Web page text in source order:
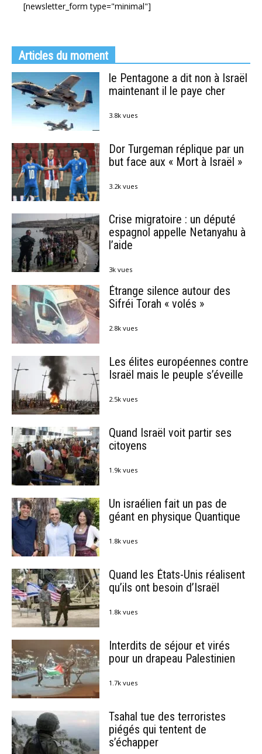
[newsletter_form type="minimal"]
Articles du moment
le Pentagone a dit non à Israël
maintenant il le paye cher
3.8k vues
Dor Turgeman réplique par un
but face aux « Mort à Israël »
3.2k vues
Crise migratoire : un député
espagnol appelle Netanyahu à
l’aide
3k vues
Étrange silence autour des
Sifréi Torah « volés »
2.8k vues
Les élites européennes contre
Israël mais le peuple s’éveille
2.5k vues
Quand Israël voit partir ses
citoyens
1.9k vues
Un israélien fait un pas de
géant en physique Quantique
1.8k vues
Quand les États-Unis réalisent
qu’ils ont besoin d’Israël
1.8k vues
Interdits de séjour et virés
pour un drapeau Palestinien
1.7k vues
Tsahal tue des terroristes
piégés qui tentent de
s’échapper